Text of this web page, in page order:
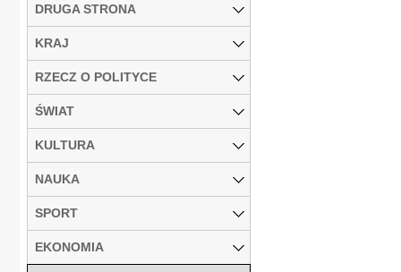
DRUGA STRONA
KRAJ
RZECZ O POLITYCE
ŚWIAT
KULTURA
NAUKA
SPORT
EKONOMIA